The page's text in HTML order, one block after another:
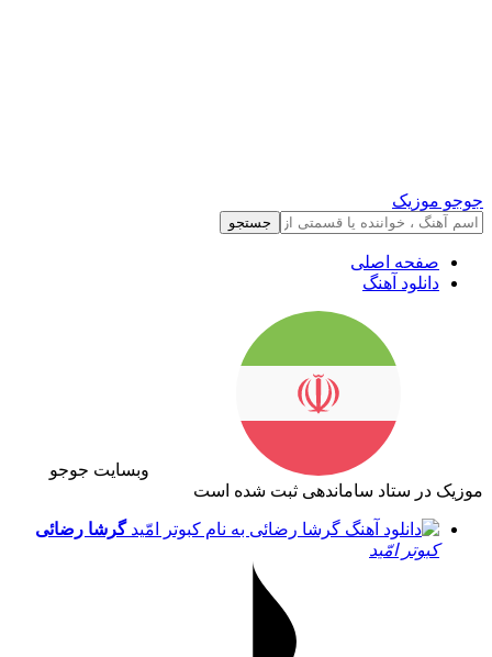
جوجو موزیک
جستجو
صفحه اصلی
دانلود آهنگ
وبسایت جوجو
موزیک در ستاد ساماندهی ثبت شده است
گرشا رضائی
کبوتر امّید